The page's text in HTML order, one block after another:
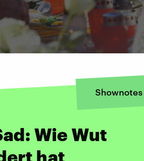
Shownotes
Wie Wut
hat